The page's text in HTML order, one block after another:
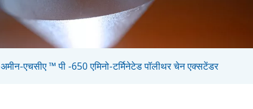
अमीन-एचसीए ™ पी -650 एमिनो-टर्मिनेटेड पॉलीथर चेन एक्सटेंडर